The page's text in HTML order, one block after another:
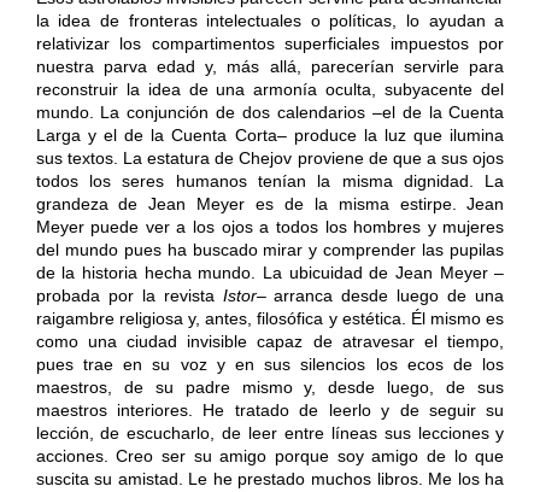
la idea de fronteras intelectuales o políticas, lo ayudan a
relativizar los compartimentos superficiales impuestos por
nuestra parva edad y, más allá, parecerían servirle para
reconstruir la idea de una armonía oculta, subyacente del
mundo. La conjunción de dos calendarios –el de la Cuenta
Larga y el de la Cuenta Corta– produce la luz que ilumina
sus textos. La estatura de Chejov proviene de que a sus ojos
todos los seres humanos tenían la misma dignidad. La
grandeza de Jean Meyer es de la misma estirpe. Jean
Meyer puede ver a los ojos a todos los hombres y mujeres
del mundo pues ha buscado mirar y comprender las pupilas
de la historia hecha mundo. La ubicuidad de Jean Meyer –
probada por la revista Istor– arranca desde luego de una
raigambre religiosa y, antes, filosófica y estética. Él mismo es
como una ciudad invisible capaz de atravesar el tiempo,
pues trae en su voz y en sus silencios los ecos de los
maestros, de su padre mismo y, desde luego, de sus
maestros interiores. He tratado de leerlo y de seguir su
lección, de escucharlo, de leer entre líneas sus lecciones y
acciones. Creo ser su amigo porque soy amigo de lo que
suscita su amistad. Le he prestado muchos libros. Me los ha